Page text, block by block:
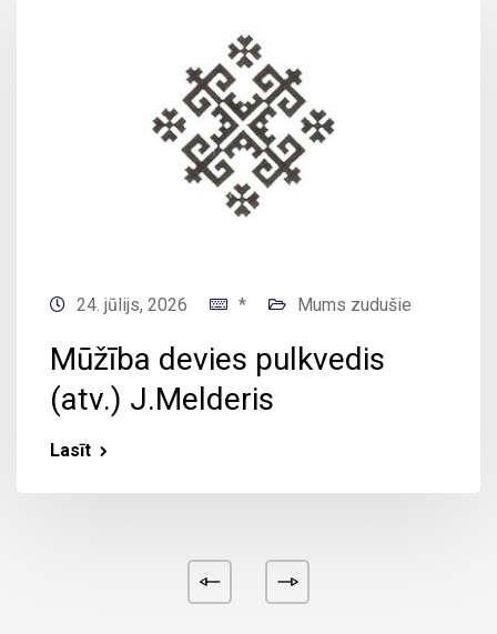
24. jūlijs, 2026 * Mums zudušie
Mūžība devies pulkvedis
(atv.) J.Melderis
Lasīt